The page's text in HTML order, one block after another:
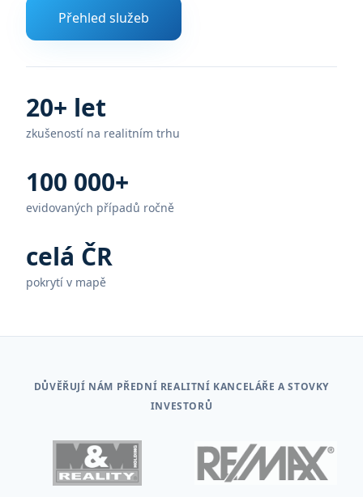
Přehled služeb
20+ let
zkušeností na realitním trhu
100 000+
evidovaných případů ročně
celá ČR
pokrytí v mapě
DŮVĚŘUJÍ NÁM PŘEDNÍ REALITNÍ KANCELÁŘE A STOVKY
INVESTORŮ